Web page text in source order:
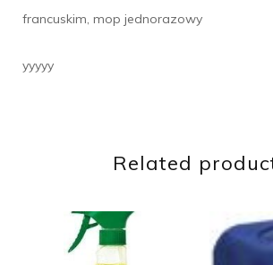
francuskim, mop jednorazowy
yyyyy
Related